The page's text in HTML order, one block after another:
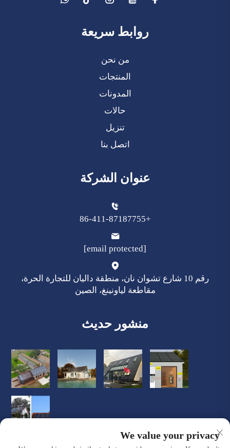
روابط سريعة
من نحن
المنتجات
المدونات
حالات
تنزيل
اتصل بنا
عنوان الشركة
+86-411-87187755
[email protected]
رقم 10 شارع تشوان نان، منطقة داليان للتجارة الحرة،
مقاطعة لياونينغ، الصين
منشور حديث
We value your privacy